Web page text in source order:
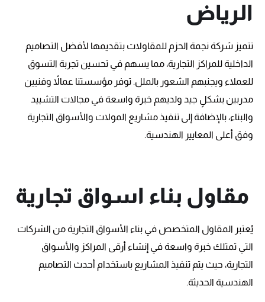
الرياض
تتميز شركة نجمة الحزم للمقاولات بتقديمها لأفضل التصاميم
الداخلية للمراكز التجارية، مما يسهم في تحسين تجربة التسوق
للعملاء ويجنبهم الشعور بالملل. توفر مؤسستنا عمالاً وفنيين
مدربين بشكلٍ جيد ولديهم خبرة واسعة في مجالات التشييد
والبناء، بالإضافة إلى تنفيذ مشاريع المولات والأسواق التجارية
وفق أعلى المعايير الهندسية.
مقاول بناء اسواق تجارية
يُعتبر المقاول المتخصص في بناء الأسواق التجارية من الشركات
التي تمتلك خبرة واسعة في إنشاء أرقى المراكز والأسواق
التجارية، حيث يتم تنفيذ المشاريع باستخدام أحدث التصاميم
الهندسية الحديثة.